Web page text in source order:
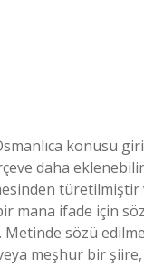
konusu
daha
mana ifade için
Metinde sözü
meşhur bir